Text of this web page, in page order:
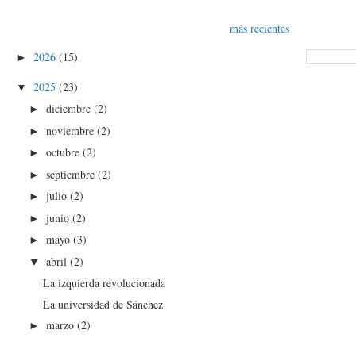
más recientes
► 2026 (15)
▼ 2025 (23)
►diciembre(2)
►noviembre(2)
►octubre(2)
►septiembre(2)
►julio(2)
►junio(2)
►mayo(3)
▼abril(2)
La izquierda revolucionada
La universidad de Sánchez
►marzo(2)